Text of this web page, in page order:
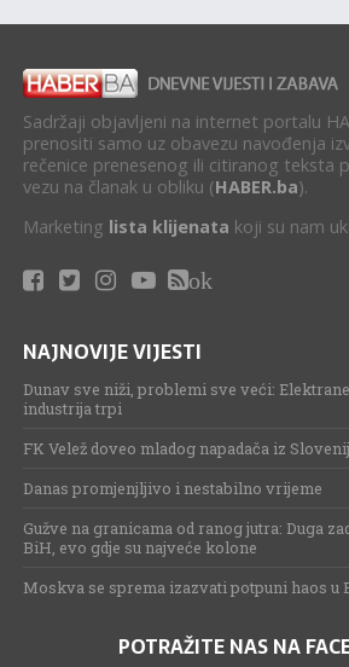
Sadržaji objavljeni na internet portalu
prenositi samo uz obavezu navođenja
rečenice prenesenog ili citiranog teksta
vezu na članak u obliku (HABER.ba).
Marketing lista klijenata koji su nam
ok
NAJNOVIJE VIJESTI
Dunav sve niži, problemi sve veći:
industrija trpi
FK Velež doveo mladog napadača iz
Danas promjenjljivo i nestabilno vrijeme
Gužve na granicama od ranog jutra: Duga
BiH, evo gdje su najveće kolone
Moskva se sprema izazvati potpuni haos u
POTRAŽITE NAS NA